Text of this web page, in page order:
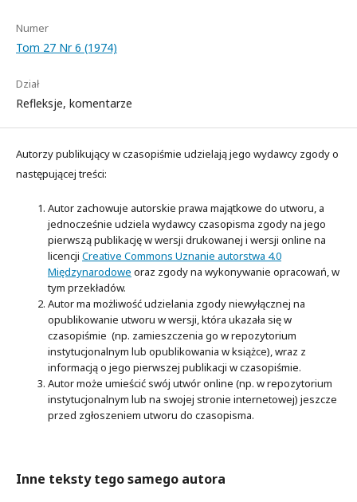
Numer
Tom 27 Nr 6 (1974)
Dział
Refleksje, komentarze
Autorzy publikujący w czasopiśmie udzielają jego wydawcy zgody o
następującej treści:
Autor zachowuje autorskie prawa majątkowe do utworu, a
jednocześnie udziela wydawcy czasopisma zgody na jego
pierwszą publikację w wersji drukowanej i wersji online na
licencji Creative Commons Uznanie autorstwa 4.0
Międzynarodowe oraz zgody na wykonywanie opracowań, w
tym przekładów.
Autor ma możliwość udzielania zgody niewyłącznej na
opublikowanie utworu w wersji, która ukazała się w
czasopiśmie (np. zamieszczenia go w repozytorium
instytucjonalnym lub opublikowania w książce), wraz z
informacją o jego pierwszej publikacji w czasopiśmie.
Autor może umieścić swój utwór online (np. w repozytorium
instytucjonalnym lub na swojej stronie internetowej) jeszcze
przed zgłoszeniem utworu do czasopisma.
Inne teksty tego samego autora